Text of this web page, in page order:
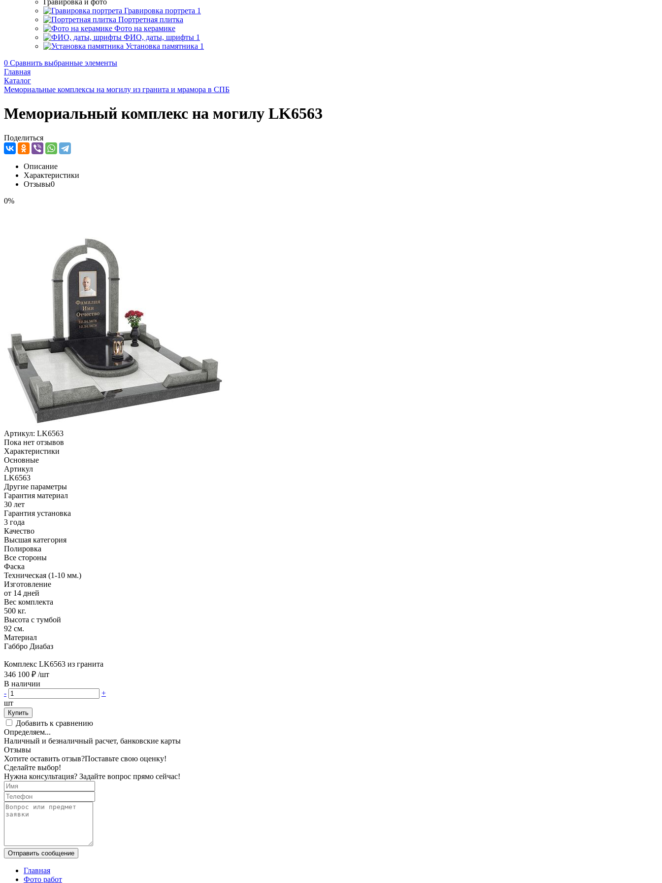
Гравировка и фото
Гравировка портрета 1
Портретная плитка
Фото на керамике
ФИО, даты, шрифты 1
Установка памятника 1
0 Сравнить выбранные элементы
Главная
Каталог
Мемориальные комплексы на могилу из гранита и мрамора в СПБ
Мемориальный комплекс на могилу LK6563
Поделиться
Описание
Характеристики
Отзывы0
0%
Артикул: LK6563
Пока нет отзывов
Характеристики
Основные
Артикул
LK6563
Другие параметры
Гарантия материал
30 лет
Гарантия установка
3 года
Качество
Высшая категория
Полировка
Все стороны
Фаска
Техническая (1-10 мм.)
Изготовление
от 14 дней
Вес комплекта
500 кг.
Высота с тумбой
92 см.
Материал
Габбро Диабаз
Комплекс LK6563 из гранита
346 100 ₽ /шт
В наличии
-
+
шт
Купить
Добавить к сравнению
Определяем...
Наличный и безналичный расчет, банковские карты
Отзывы
Хотите оставить отзыв?Поставьте свою оценку!
Сделайте выбор!
Нужна консультация? Задайте вопрос прямо сейчас!
Отправить сообщение
Главная
Фото работ